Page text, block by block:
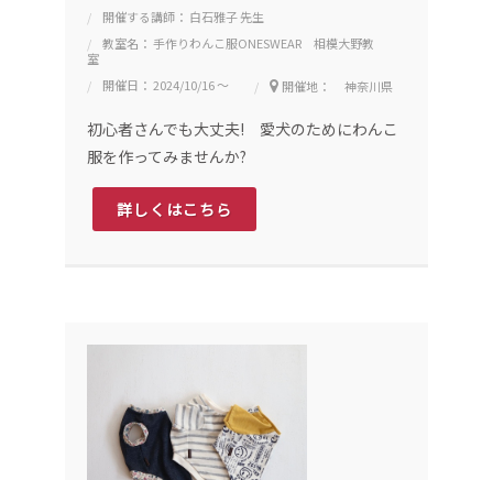
開催する講師： 白石雅子 先生
教室名： 手作りわんこ服ONESWEAR 相模大野教
室
開催日： 2024/10/16 ～
開催地： 神奈川県
初心者さんでも大丈夫! 愛犬のためにわんこ
服を作ってみませんか?
詳しくはこちら